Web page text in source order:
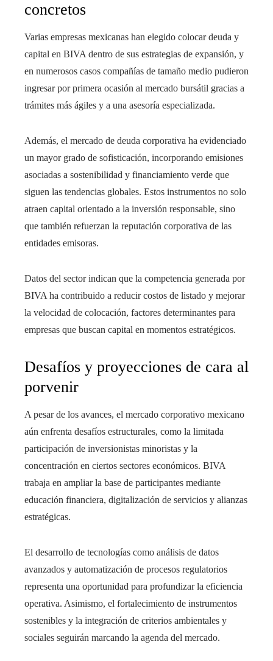
concretos
Varias empresas mexicanas han elegido colocar deuda y
capital en BIVA dentro de sus estrategias de expansión, y
en numerosos casos compañías de tamaño medio pudieron
ingresar por primera ocasión al mercado bursátil gracias a
trámites más ágiles y a una asesoría especializada.
Además, el mercado de deuda corporativa ha evidenciado
un mayor grado de sofisticación, incorporando emisiones
asociadas a sostenibilidad y financiamiento verde que
siguen las tendencias globales. Estos instrumentos no solo
atraen capital orientado a la inversión responsable, sino
que también refuerzan la reputación corporativa de las
entidades emisoras.
Datos del sector indican que la competencia generada por
BIVA ha contribuido a reducir costos de listado y mejorar
la velocidad de colocación, factores determinantes para
empresas que buscan capital en momentos estratégicos.
Desafíos y proyecciones de cara al
porvenir
A pesar de los avances, el mercado corporativo mexicano
aún enfrenta desafíos estructurales, como la limitada
participación de inversionistas minoristas y la
concentración en ciertos sectores económicos. BIVA
trabaja en ampliar la base de participantes mediante
educación financiera, digitalización de servicios y alianzas
estratégicas.
El desarrollo de tecnologías como análisis de datos
avanzados y automatización de procesos regulatorios
representa una oportunidad para profundizar la eficiencia
operativa. Asimismo, el fortalecimiento de instrumentos
sostenibles y la integración de criterios ambientales y
sociales seguirán marcando la agenda del mercado.